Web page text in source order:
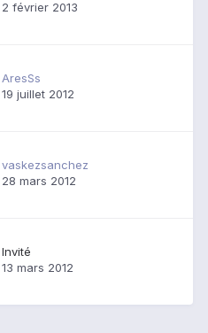
2 février 2013
AresSs
19 juillet 2012
vaskezsanchez
28 mars 2012
Invité
13 mars 2012